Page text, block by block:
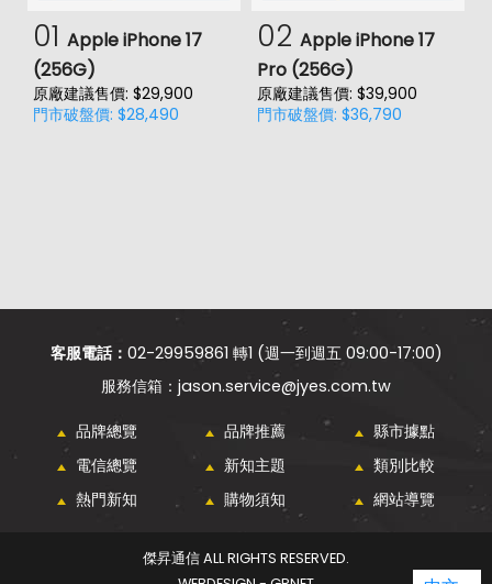
01 Apple iPhone 17
(256G)
原廠建議售價: $29,900
門市破盤價: $28,490
02 Apple iPhone 17
Pro (256G)
原廠建議售價: $39,900
門市破盤價: $36,790
客服電話： 02-29959861 轉1 (週一到週五 09:00-17:00)
jason.service@jyes.com.tw
品牌總覽 品牌推薦
縣市據點
電信總覽
新知主題
類別比較
熱門新知
購物須知 網站導覽
傑昇通信 ALL RIGHTS RESERVED.